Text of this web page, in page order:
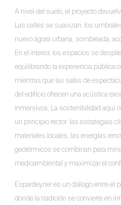
A nivel del suelo, el proyecto
Las calles se suavizan, los
nuevo ágora urbana, sombreada,
En el interior, los espacios se
equilibrando la experiencia pública
mientras que las salas de
del edificio ofrecen una acústica
inmersivos. La sostenibilidad aquí
un principio rector: las estrategias
materiales locales, las energías
geotérmicos se combinan para
medioambiental y maximizar el
Espardeyner es un diálogo entre el
donde la tradición se convierte en